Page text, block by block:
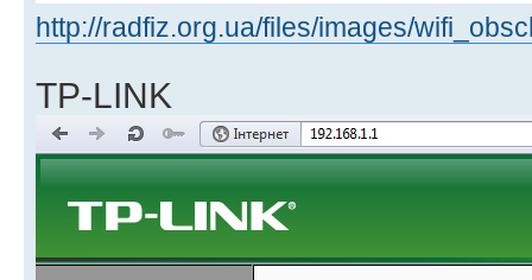
http://radfiz.org.ua/files/images/
TP-LINK